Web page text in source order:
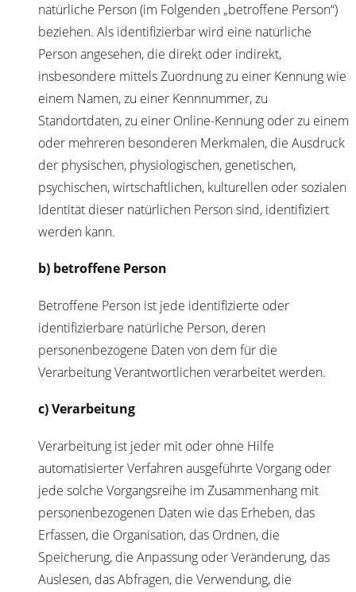
natürliche Person (im Folgenden „betroffene Person“)
beziehen. Als identifizierbar wird eine natürliche
Person angesehen, die direkt oder indirekt,
insbesondere mittels Zuordnung zu einer Kennung wie
einem Namen, zu einer Kennnummer, zu
Standortdaten, zu einer Online-Kennung oder zu einem
oder mehreren besonderen Merkmalen, die Ausdruck
der physischen, physiologischen, genetischen,
psychischen, wirtschaftlichen, kulturellen oder sozialen
Identität dieser natürlichen Person sind, identifiziert
werden kann.
b) betroffene Person
Betroffene Person ist jede identifizierte oder
identifizierbare natürliche Person, deren
personenbezogene Daten von dem für die
Verarbeitung Verantwortlichen verarbeitet werden.
c) Verarbeitung
Verarbeitung ist jeder mit oder ohne Hilfe
automatisierter Verfahren ausgeführte Vorgang oder
jede solche Vorgangsreihe im Zusammenhang mit
personenbezogenen Daten wie das Erheben, das
Erfassen, die Organisation, das Ordnen, die
Speicherung, die Anpassung oder Veränderung, das
Auslesen, das Abfragen, die Verwendung, die